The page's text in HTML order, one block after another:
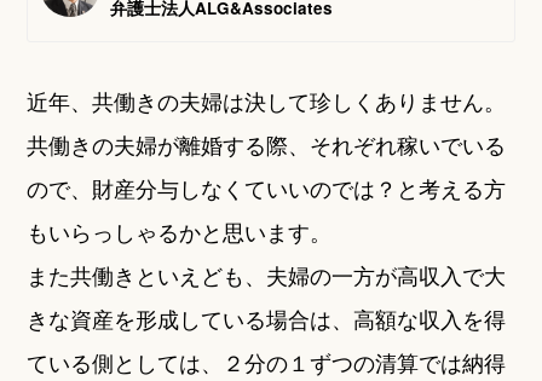
弁護士法人ALG&Associates
近年、共働きの夫婦は決して珍しくありません。
共働きの夫婦が離婚する際、それぞれ稼いでいる
ので、財産分与しなくていいのでは？と考える方
もいらっしゃるかと思います。
また共働きといえども、夫婦の一方が高収入で大
きな資産を形成している場合は、高額な収入を得
ている側としては、２分の１ずつの清算では納得